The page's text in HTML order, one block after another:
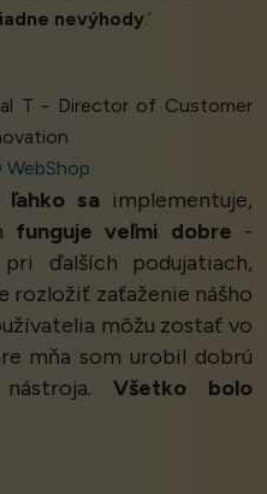
nevýhody.’
T - Director of Customer
WebShop
ľahko saimplementuje,
funguje veľmi dobre -
ďalších podujatiach,
rozložiť zaťaženie nášho
môžu zostať vo
mňa som urobil dobrú
Všetko bolo